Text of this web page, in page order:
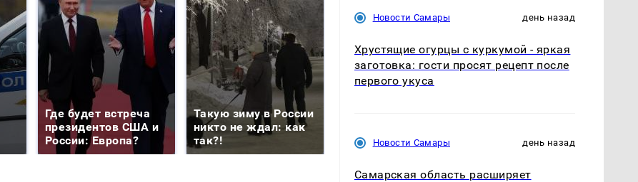
Где будет встреча
президентов США и
России: Европа?
Такую зиму в России
никто не ждал: как
так?!
миллионов рублей
Кавказе: смотреть
Новости Самары день назад
Хрустящие огурцы с куркумой - яркая
заготовка: гости просят рецепт после
первого укуса
Новости Самары день назад
Самарская область расширяет